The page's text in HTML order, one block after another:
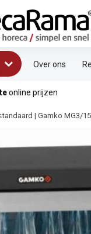
Over ons
online prijzen
| Gamko MG3/